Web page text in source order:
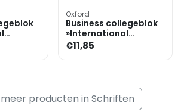
Oxford
Business collegeblok
»International
Meetingbook« B5
geruit
€11,85
meer producten in Schriften